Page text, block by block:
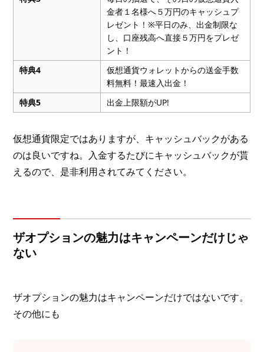
金者１名様へ５万円のキャッシュプ
レゼント！※平日のみ、出金制限な
し、口座残高へ直接５万円をプレゼ
ント！
特典4
仮想通貨ウォレットからの送金手数
料無料！最速入出金！
特典5
出金上限額がUP!
仮想通貨限定ではありますが、キャッシュバックがある
のは良いですね。入金するたびにキャッシュバックが貰
えるので、是非利用されてみてください。
ザオプションの魅力はキャンペーンだけじゃ
ない
ザオプションの魅力はキャンペーンだけではないです。
その他にも